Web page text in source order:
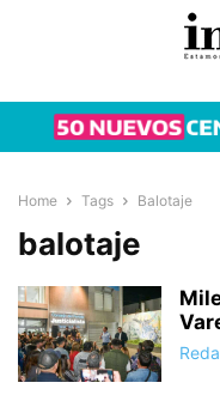
Home Tags Balotaje
balotaje